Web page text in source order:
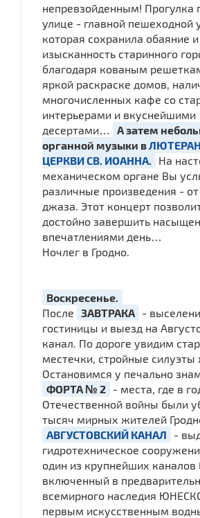
непревзойденным! Прогулка
улице - главной пешеходной
которая сохранила обаяние и
изысканность старинного
благодаря кованым
яркой раскраске домов,
многочисленных кафе со
интерьерами и вкуснейшими
десертами…
А затем
органной музыки в
ЦЕРКВИ СВ. ИОАННА.
На
механическом органе Вы
различные произведения -
джаза. Этот концерт
достойно завершить
впечатлениями день…
Ночлег в Гродно.
Воскресенье.
После ЗАВТРАКА -
гостиницы и выезд на
канал. По дороге увидим
местечки, стройные силуэты
Остановимся у печально
ФОРТА № 2 - места, где в
Отечественной войны были
тысяч мирных жителей
АВГУСТОВСКИЙ КАНАЛ
-
гидротехническое
один из крупнейших каналов
включенный в
всемирного наследия
первым искусственным